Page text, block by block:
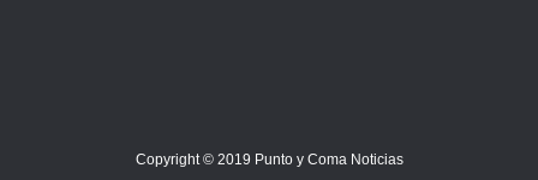
Copyright © 2019 Punto y Coma Noticias